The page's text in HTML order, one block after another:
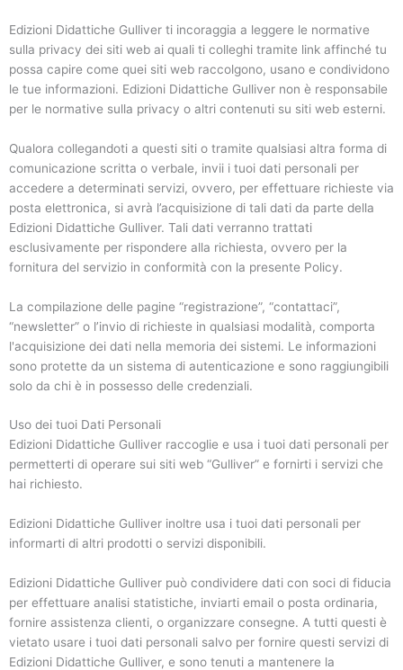
Edizioni Didattiche Gulliver ti incoraggia a leggere le normative
sulla privacy dei siti web ai quali ti colleghi tramite link affinché tu
possa capire come quei siti web raccolgono, usano e condividono
le tue informazioni. Edizioni Didattiche Gulliver non è responsabile
per le normative sulla privacy o altri contenuti su siti web esterni.
Qualora collegandoti a questi siti o tramite qualsiasi altra forma di
comunicazione scritta o verbale, invii i tuoi dati personali per
accedere a determinati servizi, ovvero, per effettuare richieste via
posta elettronica, si avrà l’acquisizione di tali dati da parte della
Edizioni Didattiche Gulliver. Tali dati verranno trattati
esclusivamente per rispondere alla richiesta, ovvero per la
fornitura del servizio in conformità con la presente Policy.
La compilazione delle pagine “registrazione”, “contattaci”,
“newsletter” o l’invio di richieste in qualsiasi modalità, comporta
l'acquisizione dei dati nella memoria dei sistemi. Le informazioni
sono protette da un sistema di autenticazione e sono raggiungibili
solo da chi è in possesso delle credenziali.
Uso dei tuoi Dati Personali
Edizioni Didattiche Gulliver raccoglie e usa i tuoi dati personali per
permetterti di operare sui siti web “Gulliver” e fornirti i servizi che
hai richiesto.
Edizioni Didattiche Gulliver inoltre usa i tuoi dati personali per
informarti di altri prodotti o servizi disponibili.
Edizioni Didattiche Gulliver può condividere dati con soci di fiducia
per effettuare analisi statistiche, inviarti email o posta ordinaria,
fornire assistenza clienti, o organizzare consegne. A tutti questi è
vietato usare i tuoi dati personali salvo per fornire questi servizi di
Edizioni Didattiche Gulliver, e sono tenuti a mantenere la